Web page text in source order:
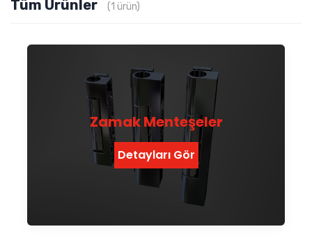
Tüm Ürünler (1 ürün)
Zamak Menteşeler
Detayları Gör